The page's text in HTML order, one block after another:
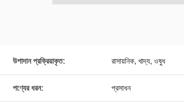
উপাদান প্রক্রিয়াকৃত: রাসায়নিক, খাদ্য, ওষুধ
পণ্যের ধরন: প্রসাধন